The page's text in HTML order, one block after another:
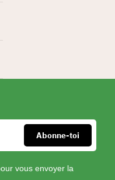
vous envoyer la